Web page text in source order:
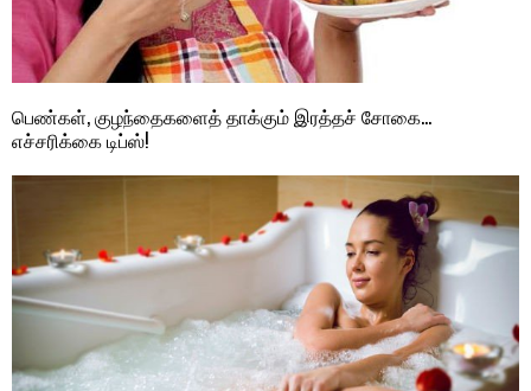
பெண்கள், குழந்தைகளைத் தாக்கும் இரத்தச் சோகை…
எச்சரிக்கை டிப்ஸ்!